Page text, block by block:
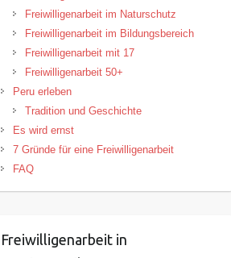
Freiwilligenarbeit im Naturschutz
Freiwilligenarbeit im Bildungsbereich
Freiwilligenarbeit mit 17
Freiwilligenarbeit 50+
Peru erleben
Tradition und Geschichte
Es wird ernst
7 Gründe für eine Freiwilligenarbeit
FAQ
Freiwilligenarbeit in